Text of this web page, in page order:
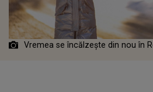
Vremea se încălzește din nou în